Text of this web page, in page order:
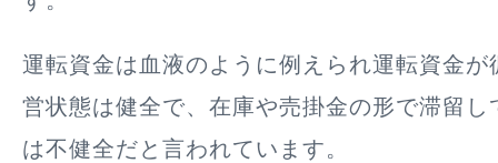
運転資金は血液のように例えられ運転資金が
営状態は健全で、在庫や売掛金の形で滞留し
は不健全だと言われています。